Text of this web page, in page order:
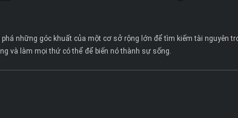
những góc khuất của một cơ sở rộng lớn để tìm kiếm tài nguyên
và làm mọi thứ có thể để biến nó thành sự sống.